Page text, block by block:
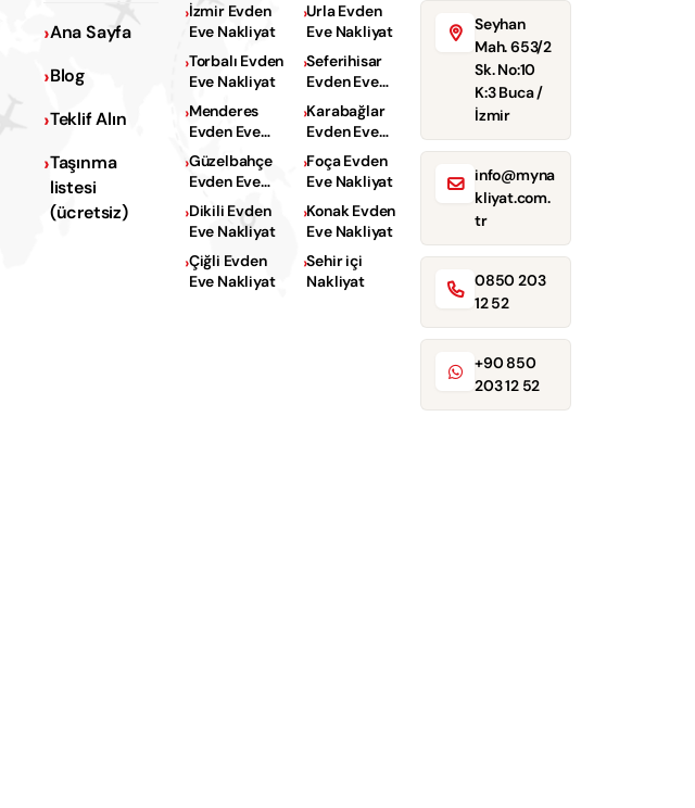
Ana Sayfa
Blog
Teklif Alın
Taşınma
listesi
(ücretsiz)
İzmir Evden
Eve Nakliyat
Urla Evden
Eve Nakliyat
Torbalı Evden
Eve Nakliyat
Seferihisar
Evden Eve
Nakliyat
Menderes
Evden Eve
Nakliyat
Karabağlar
Evden Eve
Nakliyat
Güzelbahçe
Evden Eve
Nakliyat
Foça Evden
Eve Nakliyat
Dikili Evden
Eve Nakliyat
Konak Evden
Eve Nakliyat
Çiğli Evden
Eve Nakliyat
Sehir içi
Nakliyat
Seyhan
Mah. 653/2
Sk. No:10
K:3 Buca /
İzmir
info@myna
kliyat.com.
tr
0850 203
12 52
+90 850
203 12 52